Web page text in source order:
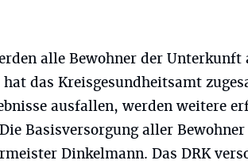
alle Bewohner der Unterkunft
das Kreisgesundheitsamt
ausfallen, werden weitere
Basisversorgung aller
Dinkelmann. Das DRK